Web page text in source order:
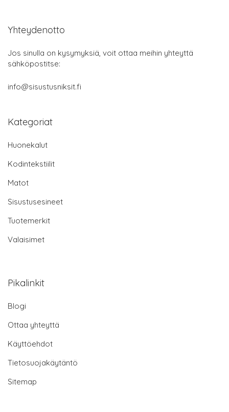
Yhteydenotto
Jos sinulla on kysymyksiä, voit ottaa meihin yhteyttä
sähköpostitse:
info@sisustusniksit.fi
Kategoriat
Huonekalut
Kodintekstiilit
Matot
Sisustusesineet
Tuotemerkit
Valaisimet
Pikalinkit
Blogi
Ottaa yhteyttä
Käyttöehdot
Tietosuojakäytäntö
Sitemap